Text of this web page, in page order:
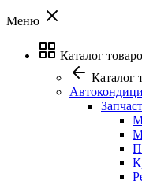
Меню
Каталог
Каталог